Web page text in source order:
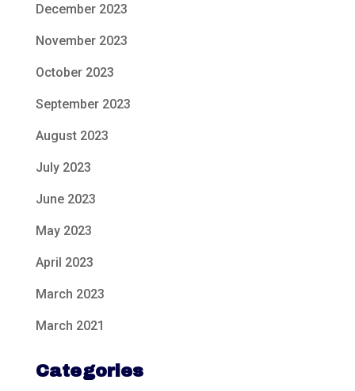
December 2023
November 2023
October 2023
September 2023
August 2023
July 2023
June 2023
May 2023
April 2023
March 2023
March 2021
Categories